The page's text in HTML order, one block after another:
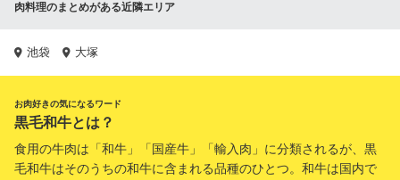
肉料理のまとめがある近隣エリア
池袋 大塚
お肉好きの気になるワード
黒毛和牛とは？
食用の牛肉は「和牛」「国産牛」「輸入肉」に分類されるが、黒
毛和牛はそのうちの和牛に含まれる品種のひとつ。和牛は国内で